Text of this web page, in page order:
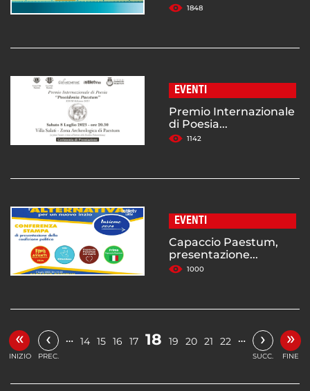
1848
EVENTI
Premio Internazionale
di Poesia...
1142
EVENTI
Capaccio Paestum,
presentazione...
1000
«
INIZIO
‹
PREC.
… 14 15 16 17 18 19 20 21 22 … ›
SUCC.
»
FINE